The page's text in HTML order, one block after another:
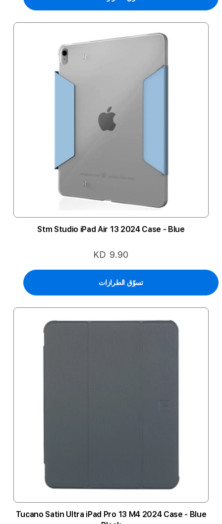
Stm Studio iPad Air 13 2024 Case - Blue
KD 9.90
تسوّق الطرازات
Tucano Satin Ultra iPad Pro 13 M4 2024 Case - Blue